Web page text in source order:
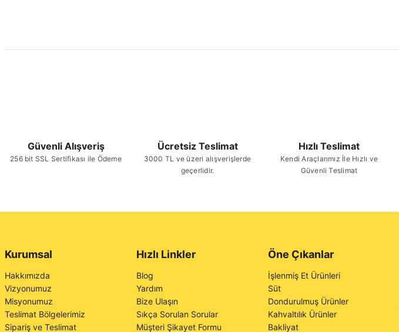
Güvenli Alışveriş
256 bit SSL Sertifikası ile Ödeme
Ücretsiz Teslimat
3000 TL ve üzeri alışverişlerde
geçerlidir.
Hızlı Teslimat
Kendi Araçlarımız İle Hızlı ve
Güvenli Teslimat
Kurumsal
Hakkımızda
Vizyonumuz
Misyonumuz
Teslimat Bölgelerimiz
Sipariş ve Teslimat
Hızlı Linkler
Blog
Yardım
Bize Ulaşın
Sıkça Sorulan Sorular
Müşteri Şikayet Formu
Öne Çıkanlar
İşlenmiş Et Ürünleri
Süt
Dondurulmuş Ürünler
Kahvaltılık Ürünler
Bakliyat